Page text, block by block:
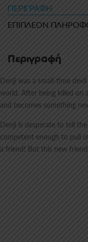
ΠΕΡΙΓΡΑΦΉ
ΕΠΙΠΛΈΟΝ
Περιγραφή
Denji was a small-time
world. After being killed on
and becomes something
Denji is desperate to tell
competent enough to pull
a friend! But this new